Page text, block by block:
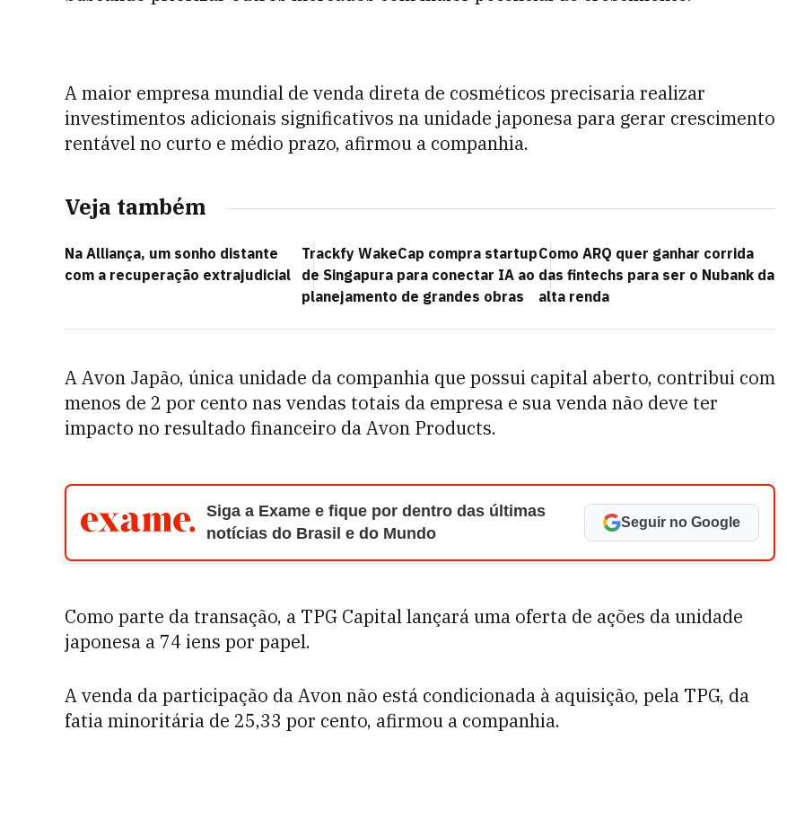
A maior empresa mundial de venda direta de cosméticos precisaria realizar
investimentos adicionais significativos na unidade japonesa para gerar crescimento
rentável no curto e médio prazo, afirmou a companhia.
Veja também
Na Alliança, um sonho distante
com a recuperação extrajudicial
Trackfy WakeCap compra startup
de Singapura para conectar IA ao
planejamento de grandes obras
Como ARQ quer ganhar corrida
das fintechs para ser o Nubank da
alta renda
A Avon Japão, única unidade da companhia que possui capital aberto, contribui com
menos de 2 por cento nas vendas totais da empresa e sua venda não deve ter
impacto no resultado financeiro da Avon Products.
Siga a Exame e fique por dentro das últimas
notícias do Brasil e do Mundo
Seguir no Google
Como parte da transação, a TPG Capital lançará uma oferta de ações da unidade
japonesa a 74 iens por papel.
A venda da participação da Avon não está condicionada à aquisição, pela TPG, da
fatia minoritária de 25,33 por cento, afirmou a companhia.